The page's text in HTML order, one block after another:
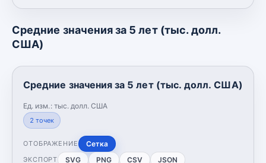
Средние значения за 5 лет (тыс. долл.
США)
Средние значения за 5 лет (тыс. долл. США)
Ед. изм.: тыс. долл. США
2 точек
ОТОБРАЖЕНИЕ Сетка
ЭКСПОРТ SVG PNG CSV JSON